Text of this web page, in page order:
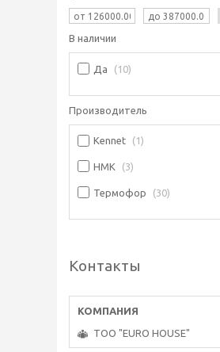
В наличии
Да 10
Производитель
Kennet 1
НМК 3
Термофор 30
Контакты
ТОО "EURO HOUSE"